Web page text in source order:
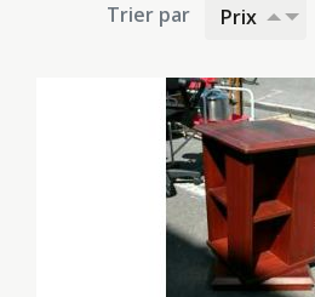
Trier par Prix